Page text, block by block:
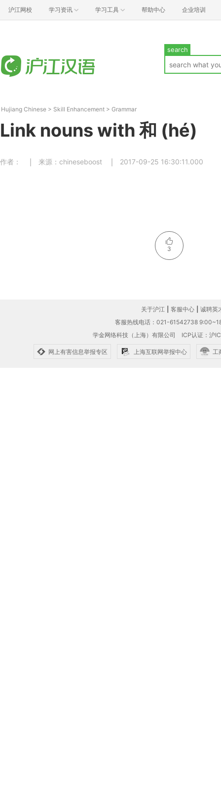
沪江网校 学习资讯 学习工具 帮助中心 企业培训
search
Hujiang Chinese > Skill Enhancement > Grammar
Link nouns with 和 (hé)
作者： 来源：chineseboost 2017-09-25 16:30:11.000
3
关于沪江 客服中心
诚聘英
客服热线电话：021-61542738
学金网络科技（上海）有限公司 ICP认证：沪
网上有害信息举报专区 上海互联网举报中心 工